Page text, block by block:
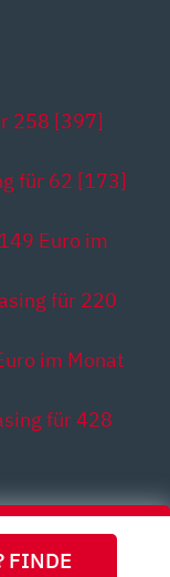
FINDE
258 [397]
für 62 [173]
Euro im
für 220
im Monat
für 428